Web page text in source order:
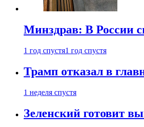
Минздрав: В России
1 год спустя1 год спустя
Трамп отказал в
1 неделя спустя
Зеленский готовит